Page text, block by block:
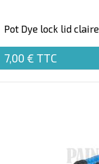
Pot Dye lock lid claire
7,00 € TTC